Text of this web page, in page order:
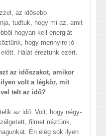
az idősebb
tudtuk, hogy mi az, amit
hogyan kell energiát
hogy mennyire jó
Hálát éreztünk ezért.
az időszakot, amikor
volt a légkör, mit
telt az idő?
az idő. Volt, hogy négy-
filmet néztünk,
Én elég sok ilyen